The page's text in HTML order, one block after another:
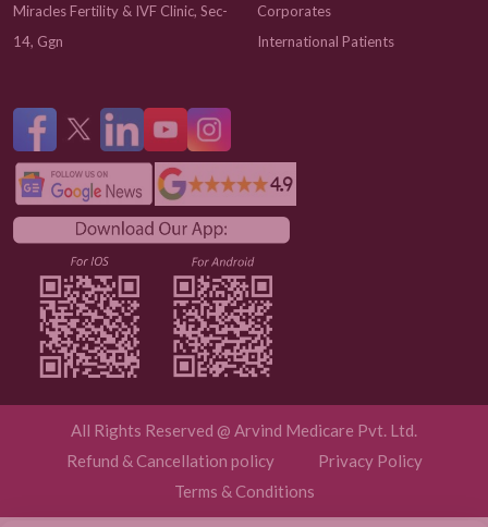
Miracles Fertility & IVF Clinic, Sec-
14, Ggn
Corporates
International Patients
All Rights Reserved @ Arvind Medicare Pvt. Ltd.
Refund & Cancellation policy
Privacy Policy
Terms & Conditions